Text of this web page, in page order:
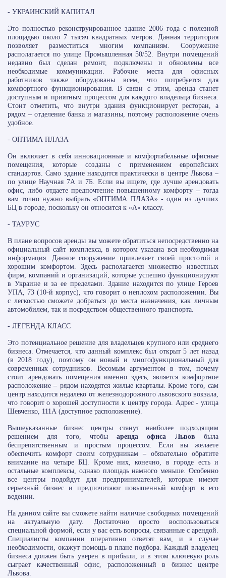
- УКРАИНСКИЙ КАПИТАЛ​
Это полностью реконструированное здание 2006 года с полезной
площадью около 7 тысяч квадратных метров. Данная территория
позволяет разместиться многим компаниям. Сооружение
располагается по улице Промышленная 50/52. Внутри помещений
недавно был сделан ремонт, подключены и обновлены все
необходимые коммуникации. Рабочие места для офисных
работников также оборудованы всем, что потребуется для
комфортного функционирования. В связи с этим, аренда станет
доступным и приятным процессом для каждого владельца бизнеса.
Стоит отметить, что внутри здания функционирует ресторан, а
рядом – отделение банка и магазины, поэтому расположение очень
удобное.
- ОПТИМА ПЛАЗА
Он включает в себя инновационные и комфортабельные офисные
помещения, которые созданы с применением европейских
стандартов. Само здание находится практически в центре Львова –
по улице Научная 7А и 7Б. Если вы ищете, где лучше арендовать
офис, либо отдаете предпочтение повышенному комфорту – тогда
вам точно нужно выбрать «ОПТИМА ПЛАЗА» - один из лучших
БЦ в городе, поскольку он относится к «А» классу.
- ТАУРУС
В плане вопросов аренды вы можете обратиться непосредственно на
официальный сайт комплекса, в котором указана вся необходимая
информация. Данное сооружение привлекает своей простотой и
хорошим комфортом. Здесь располагается множество известных
фирм, компаний и организаций, которые успешно функционируют
в Украине и за ее пределами. Здание находится по улице Героев
УПА, 73 (10-й корпус), что говорит о неплохом расположении. Вы
с легкостью сможете добраться до места назначения, как личным
автомобилем, так и посредством общественного транспорта.
- ЛЕГЕНДА КЛАСС
Это потенциальное решение для владельцев крупного или среднего
бизнеса. Отмечается, что данный комплекс был открыт 5 лет назад
(в 2018 году), поэтому он новый и многофункциональный для
современных сотрудников. Весомым аргументом в том, почему
стоит арендовать помещения именно здесь, является комфортное
расположение – рядом находятся жилые кварталы. Кроме того, сам
центр находится недалеко от железнодорожного львовского вокзала,
что говорит о хорошей доступности к центру города. Адрес - улица
Шевченко, 111А (доступное расположение).
Вышеуказанные бизнес центры станут наиболее подходящим
решением для того, чтобыаренда офиса Львовбыла
беспрепятственным и простым процессом. Если вы желаете
обеспечить комфорт своим сотрудникам – обязательно обратите
внимание на четыре БЦ. Кроме них, конечно, в городе есть и
остальные комплексы, однако площадь намного меньше. Особенно
все центры подойдут для предпринимателей, которые имеют
серьезный бизнес и предпочитают повышенный комфорт в его
ведении.
На данном сайте вы сможете найти наличие свободных помещений
на актуальную дату. Достаточно просто воспользоваться
специальной формой, если у вас есть вопросы, связанные с арендой.
Специалисты компании оперативно ответят вам, и в случае
необходимости, окажут помощь в плане подбора. Каждый владелец
бизнеса должен быть уверен в прибыли, и в этом ключевую роль
сыграет качественный офис, расположенный в бизнес центре
Львова.